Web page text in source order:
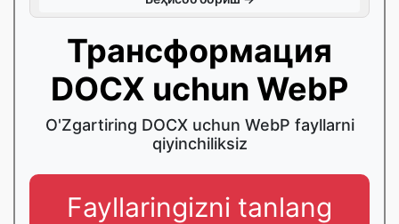
Трансформация
DOCX uchun WebP
O'Zgartiring DOCX uchun WebP fayllarni
qiyinchiliksiz
Fayllaringizni tanlang